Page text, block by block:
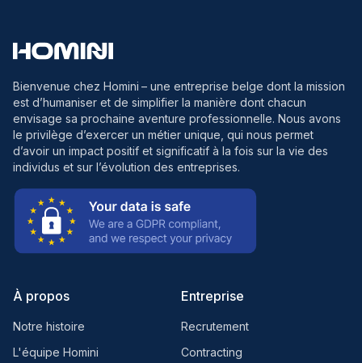
Bienvenue chez Homini – une entreprise belge dont la mission
est d’humaniser et de simplifier la manière dont chacun
envisage sa prochaine aventure professionnelle. Nous avons
le privilège d’exercer un métier unique, qui nous permet
d’avoir un impact positif et significatif à la fois sur la vie des
individus et sur l’évolution des entreprises.
À propos
Notre histoire
L'équipe Homini
Entreprise
Recrutement
Contracting